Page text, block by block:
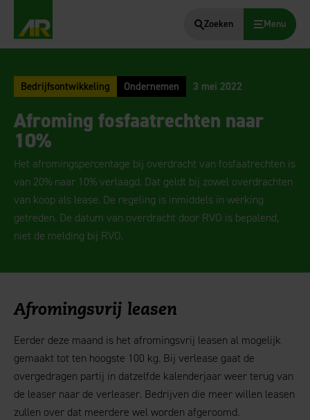
AgruniekRijnvallei
Zoeken Menu
Bedrijfsontwikkeling Ondernemen 3 mei 2022
Afroming fosfaatrechten naar
10%
Het afromingspercentage bij overdracht van fosfaatrechten is
van 20% naar 10% verlaagd. Dat geldt bij zowel overdrachten
van koop als lease. De regeling is inmiddels in werking
getreden. De datum van overdracht door RVO is bepalend,
niet de melding bij RVO.
Afromingsvrij leasen
Eerder deze maand is het afromingsvrij leasen al mogelijk
gemaakt tot ten hoogste 100 kg. Bij verlease gaat de
overgedragen partij in datzelfde kalenderjaar weer terug van
de leaser naar de verleaser. Bedrijven die meer willen leasen
zullen over dat meerdere wel worden afgeroomd.